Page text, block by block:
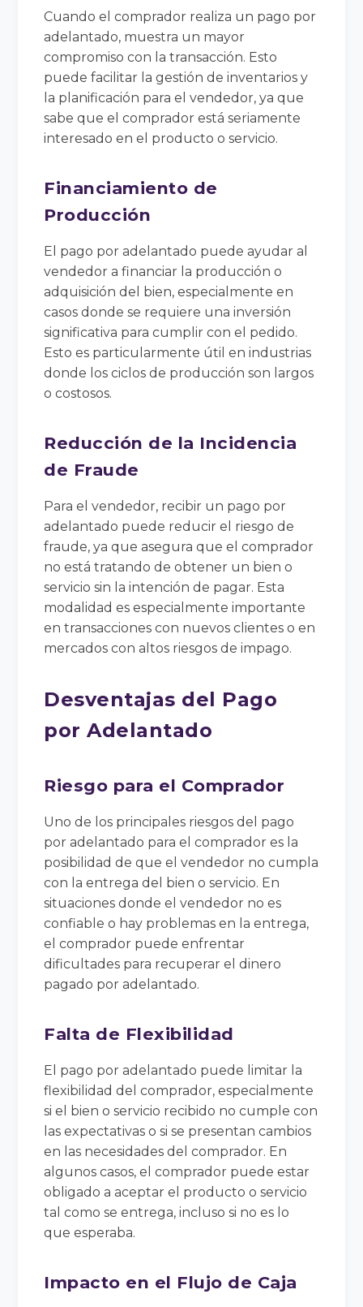
Cuando el comprador realiza un pago por
adelantado, muestra un mayor
compromiso con la transacción. Esto
puede facilitar la gestión de inventarios y
la planificación para el vendedor, ya que
sabe que el comprador está seriamente
interesado en el producto o servicio.
Financiamiento de
Producción
El pago por adelantado puede ayudar al
vendedor a financiar la producción o
adquisición del bien, especialmente en
casos donde se requiere una inversión
significativa para cumplir con el pedido.
Esto es particularmente útil en industrias
donde los ciclos de producción son largos
o costosos.
Reducción de la Incidencia
de Fraude
Para el vendedor, recibir un pago por
adelantado puede reducir el riesgo de
fraude, ya que asegura que el comprador
no está tratando de obtener un bien o
servicio sin la intención de pagar. Esta
modalidad es especialmente importante
en transacciones con nuevos clientes o en
mercados con altos riesgos de impago.
Desventajas del Pago
por Adelantado
Riesgo para el Comprador
Uno de los principales riesgos del pago
por adelantado para el comprador es la
posibilidad de que el vendedor no cumpla
con la entrega del bien o servicio. En
situaciones donde el vendedor no es
confiable o hay problemas en la entrega,
el comprador puede enfrentar
dificultades para recuperar el dinero
pagado por adelantado.
Falta de Flexibilidad
El pago por adelantado puede limitar la
flexibilidad del comprador, especialmente
si el bien o servicio recibido no cumple con
las expectativas o si se presentan cambios
en las necesidades del comprador. En
algunos casos, el comprador puede estar
obligado a aceptar el producto o servicio
tal como se entrega, incluso si no es lo
que esperaba.
Impacto en el Flujo de Caja